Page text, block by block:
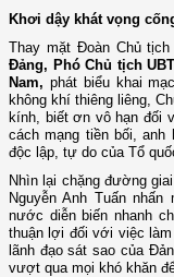
Khơi dậy khát vọng
Thay mặt Đoàn Chủ
Đảng, Phó Chủ tịch
Nam, phát biểu khai
không khí thiêng liêng,
kính, biết ơn vô hạn đối
cách mạng tiền bối,
độc lập, tự do của Tổ
Nhìn lại chặng đường
Nguyễn Anh Tuấn
nước diễn biến nhanh
thuận lợi đối với việc
lãnh đạo sát sao của
vượt qua mọi khó khăn